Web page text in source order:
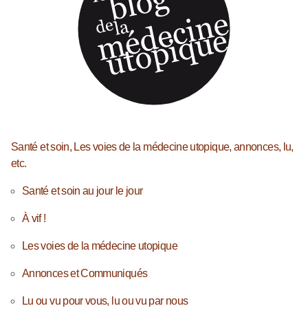
Santé et soin, Les voies de la médecine utopique, annonces, lu,
etc.
Santé et soin au jour le jour
À vif !
Les voies de la médecine utopique
Annonces et Communiqués
Lu ou vu pour vous, lu ou vu par nous